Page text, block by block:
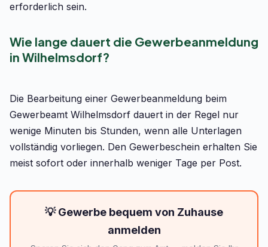
erforderlich sein.
Wie lange dauert die Gewerbeanmeldung
in Wilhelmsdorf?
Die Bearbeitung einer Gewerbeanmeldung beim
Gewerbeamt Wilhelmsdorf dauert in der Regel nur
wenige Minuten bis Stunden, wenn alle Unterlagen
vollständig vorliegen. Den Gewerbeschein erhalten Sie
meist sofort oder innerhalb weniger Tage per Post.
💡 Gewerbe bequem von Zuhause
anmelden